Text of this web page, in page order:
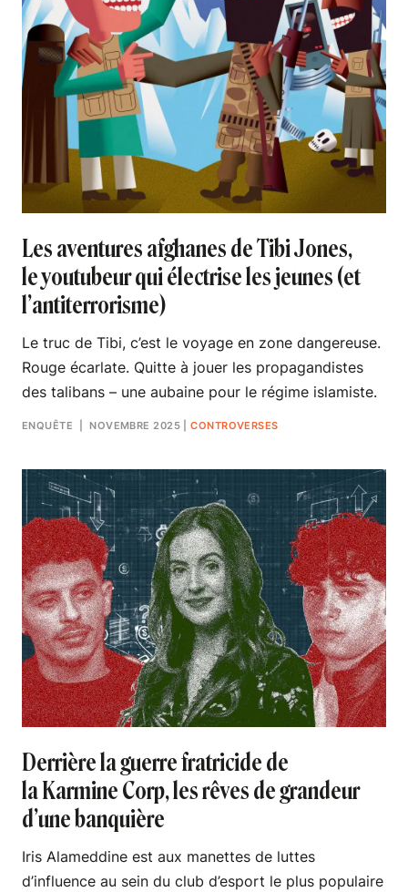
Les aventures afghanes de Tibi Jones,
le youtubeur qui électrise les jeunes (et
l’antiterrorisme)
Le truc de Tibi, c’est le voyage en zone dangereuse.
Rouge écarlate. Quitte à jouer les propagandistes
des talibans – une aubaine pour le régime islamiste.
ENQUÊTE | NOVEMBRE 2025 |CONTROVERSES
Derrière la guerre fratricide de
la Karmine Corp, les rêves de grandeur
d’une banquière
Iris Alameddine est aux manettes de luttes
d’influence au sein du club d’esport le plus populaire